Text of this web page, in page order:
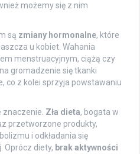
możemy się z nim
są zmiany hormonalne, które
u kobiet. Wahania
menstruacyjnym, ciążą czy
gromadzenie się tkanki
co z kolei sprzyja powstawaniu
znaczenie. Zła dieta, bogata w
przetworzone produkty,
i odkładania się
Oprócz diety, brak aktywności